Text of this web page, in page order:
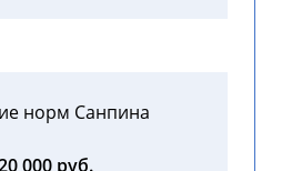
норм Санпина
000 руб.